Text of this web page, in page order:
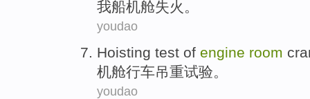
我船机舱失火 。
youdao
Hoisting test of engine room
机舱行车吊重试验。
youdao